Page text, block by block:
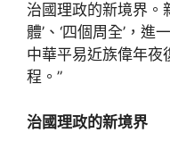
治國理政的新境界。
體’、‘四個周全’，
中華平易近族偉年夜
程。”
治國理政的新境界